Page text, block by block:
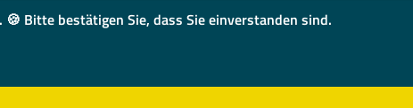
Bitte bestätigen Sie, dass Sie einverstanden sind.